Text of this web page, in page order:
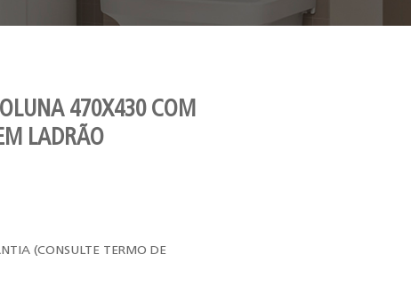
470X430 COM
LADRÃO
(CONSULTE TERMO DE